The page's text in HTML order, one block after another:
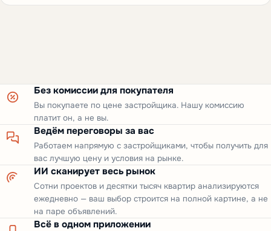
Без комиссии для покупателя
Вы покупаете по цене застройщика. Нашу комиссию
платит он, а не вы.
Ведём переговоры за вас
Работаем напрямую с застройщиками, чтобы получить для
вас лучшую цену и условия на рынке.
ИИ сканирует весь рынок
Сотни проектов и десятки тысяч квартир анализируются
ежедневно — ваш выбор строится на полной картине, а не
на паре объявлений.
Всё в одном приложении